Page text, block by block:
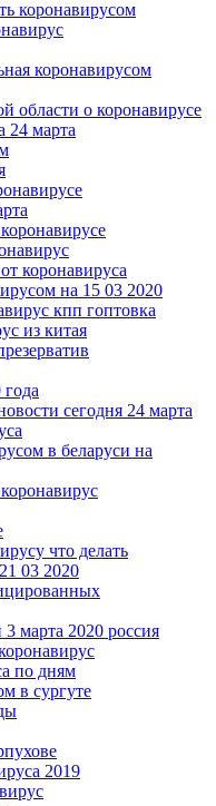
коронавирусом
коронавирусом
области о коронавирусе
24 марта
коронавируса
на 15 03 2020
кпп гоптовка
из китая
сегодня 24 марта
в беларуси на
что делать
03 2020
марта 2020 россия
по дням
в сургуте
2019